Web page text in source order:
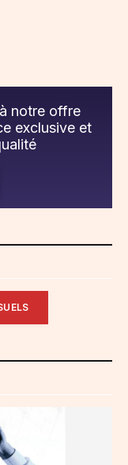
notre offre
exclusive et